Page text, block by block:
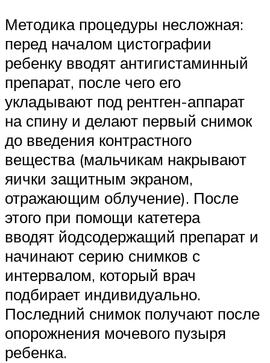
Методика процедуры несложная:
перед началом цистографии
ребенку вводят антигистаминный
препарат, после чего его
укладывают под рентген-аппарат
на спину и делают первый снимок
до введения контрастного
вещества (мальчикам накрывают
яички защитным экраном,
отражающим облучение). После
этого при помощи катетера
вводят йодсодержащий препарат и
начинают серию снимков с
интервалом, который врач
подбирает индивидуально.
Последний снимок получают после
опорожнения мочевого пузыря
ребенка.